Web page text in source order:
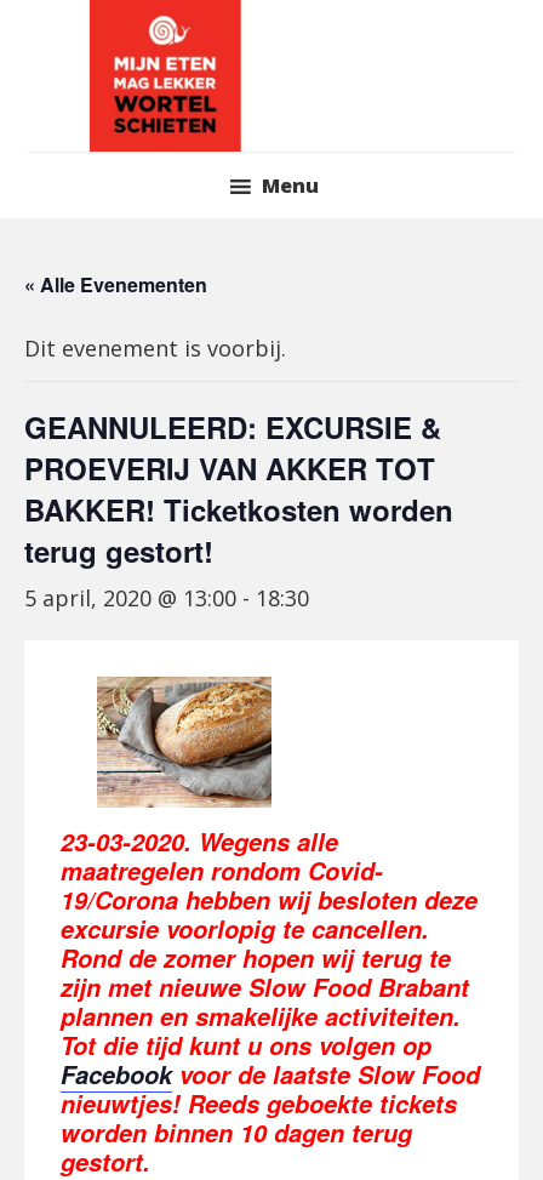
Menu
« Alle Evenementen
Dit evenement is voorbij.
GEANNULEERD: EXCURSIE &
PROEVERIJ VAN AKKER TOT
BAKKER! Ticketkosten worden
terug gestort!
5 april, 2020 @ 13:00 - 18:30
23-03-2020. Wegens alle
maatregelen rondom Covid-
19/Corona hebben wij besloten deze
excursie voorlopig te cancellen.
Rond de zomer hopen wij terug te
zijn met nieuwe Slow Food Brabant
plannen en smakelijke activiteiten.
Tot die tijd kunt u ons volgen op
Facebookvoor de laatste Slow Food
nieuwtjes! Reeds geboekte tickets
worden binnen 10 dagen terug
gestort.